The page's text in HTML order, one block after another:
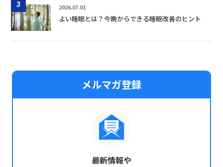
3 2026.07.01
よい睡眠とは？今晩からできる睡眠改善のヒント
メルマガ登録
最新情報や